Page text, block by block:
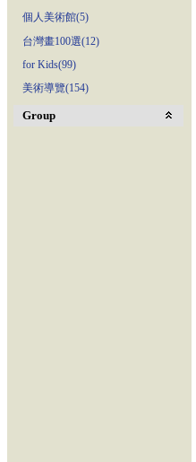
個人美術館(5)
台灣畫100選(12)
for Kids(99)
美術導覽(154)
Group